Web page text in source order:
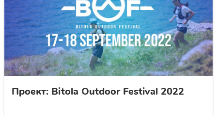
Проект: Bitola Outdoor Festival 2022